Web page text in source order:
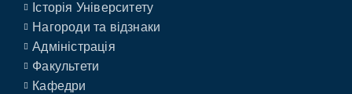
Історія Університету
Нагороди та відзнаки
Адміністрація
Факультети
Кафедри